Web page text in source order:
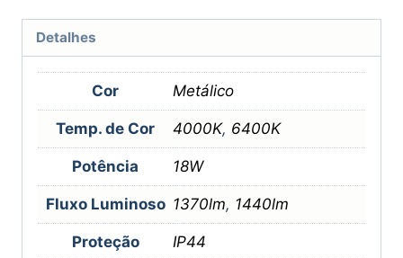
Detalhes
Cor Metálico
Temp. de Cor 4000K, 6400K
Potência 18W
Fluxo Luminoso 1370lm, 1440lm
Proteção IP44